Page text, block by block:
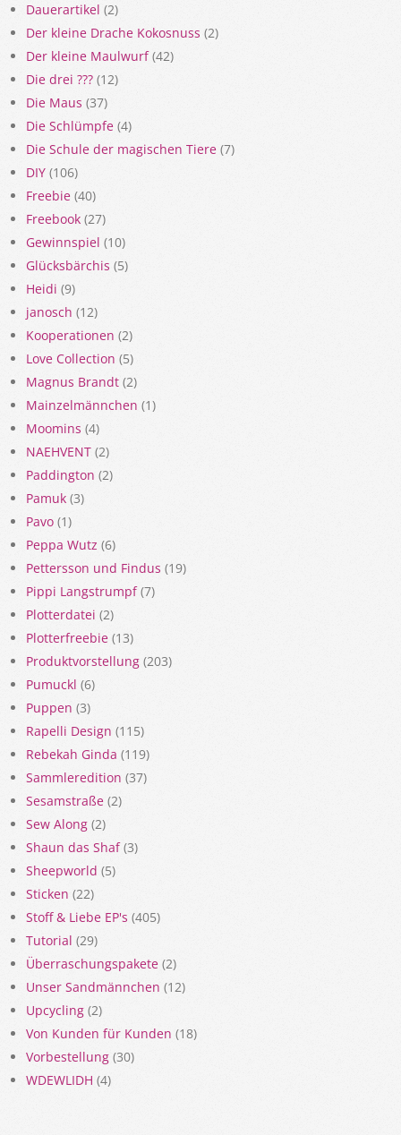
Dauerartikel (2)
Der kleine Drache Kokosnuss (2)
Der kleine Maulwurf(42)
Die drei ??? (12)
Die Maus (37)
Die Schlümpfe (4)
Die Schule der magischen Tiere (7)
DIY (106)
Freebie (40)
Freebook (27)
Gewinnspiel (10)
Glücksbärchis (5)
Heidi (9)
janosch (12)
Kooperationen (2)
Love Collection (5)
Magnus Brandt (2)
Mainzelmännchen (1)
Moomins (4)
NAEHVENT (2)
Paddington (2)
Pamuk (3)
Pavo (1)
Peppa Wutz (6)
Pettersson und Findus (19)
Pippi Langstrumpf(7)
Plotterdatei (2)
Plotterfreebie (13)
Produktvorstellung (203)
Pumuckl (6)
Puppen (3)
Rapelli Design (115)
Rebekah Ginda (119)
Sammleredition (37)
Sesamstraße (2)
Sew Along (2)
Shaun das Shaf(3)
Sheepworld (5)
Sticken (22)
Stoff & Liebe EP's (405)
Tutorial (29)
Überraschungspakete (2)
Unser Sandmännchen (12)
Upcycling (2)
Von Kunden für Kunden (18)
Vorbestellung (30)
WDEWLIDH (4)